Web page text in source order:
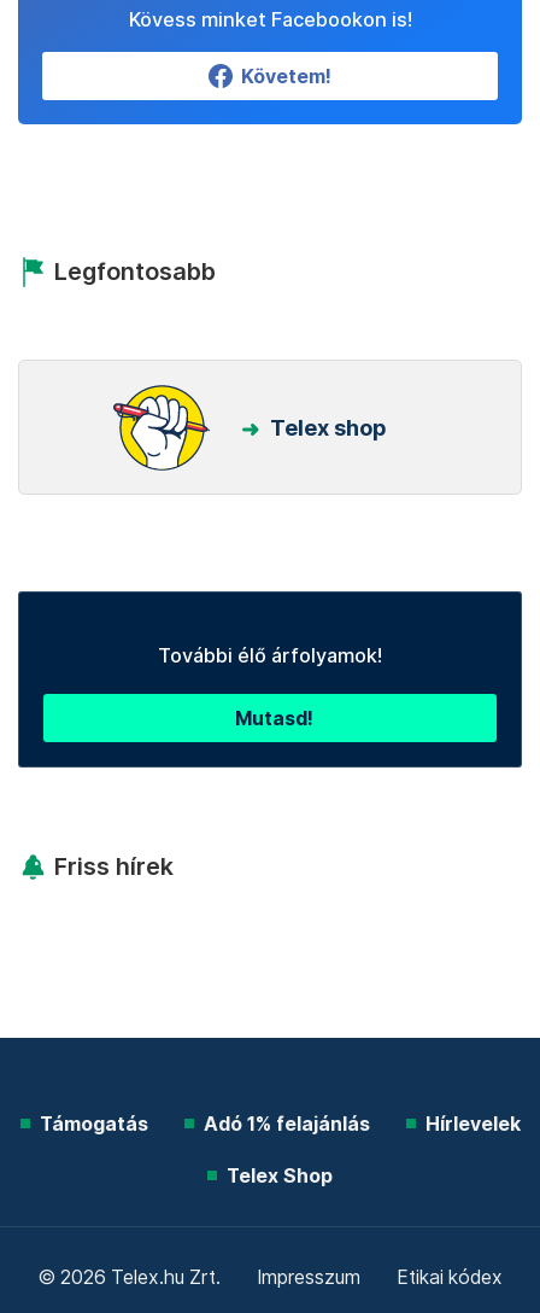
Kövess minket Facebookon is!
Követem!
Legfontosabb
Telex shop
További élő árfolyamok!
Mutasd!
Friss hírek
Támogatás Adó 1% felajánlás Hírlevelek
Telex Shop
© 2026 Telex.hu Zrt. Impresszum Etikai kódex